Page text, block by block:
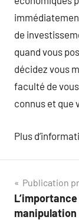
de
quand vous
décidez vous
faculté de
connus et que
Plus
de
Publication